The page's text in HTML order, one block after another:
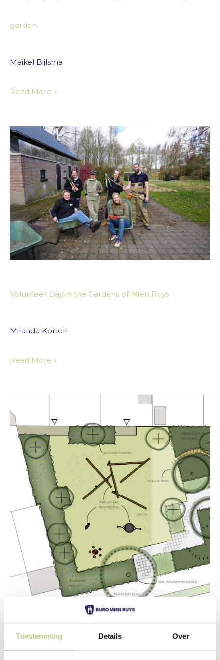
Toestemming Details Over
garden
Maikel Bijlsma
Read More »
Volunteer Day in the Gardens of Mien Ruys
Miranda Korten
Volunteer
Day
in
the
Gardens
of
Mien
Ruys
Read More »
Green playground Egmond-Binnen
playground
Egmond-
Binnen